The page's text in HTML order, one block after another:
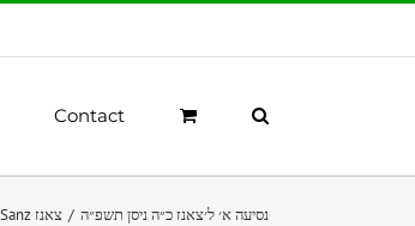
Contact
Sanz צאנז / נסיעה א׳ ל׳צאנז כ״ה ניסן תשפ״ה